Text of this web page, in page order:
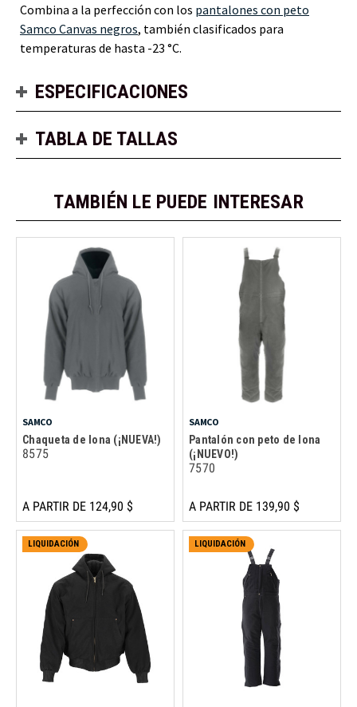
Combina a la perfección con los pantalones con peto
Samco Canvas negros, también clasificados para
temperaturas de hasta -23 °C.
ESPECIFICACIONES
TABLA DE TALLAS
TAMBIÉN LE PUEDE INTERESAR
SAMCO
Chaqueta de lona (¡NUEVA!)
8575
A PARTIR DE 124,90 $
SAMCO
Pantalón con peto de lona
(¡NUEVO!)
7570
A PARTIR DE 139,90 $
LIQUIDACIÓN LIQUIDACIÓN